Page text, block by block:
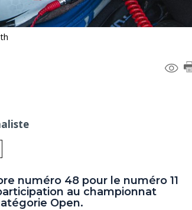
numéro 48 pour le numéro 11
au championnat
Open.